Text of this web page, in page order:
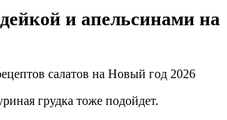
и апельсинами на
грудка тоже подойдет.